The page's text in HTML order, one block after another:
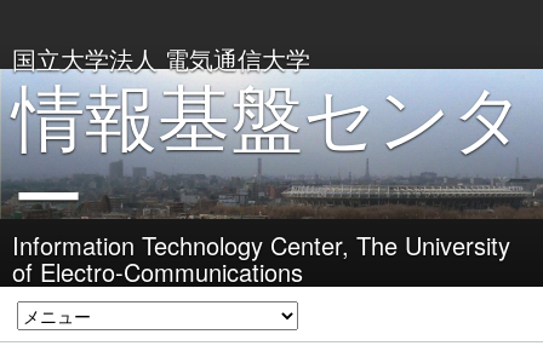
国立大学法人 電気通信大学
情報基盤センタ
ー
Information Technology Center, The University
of Electro-Communications